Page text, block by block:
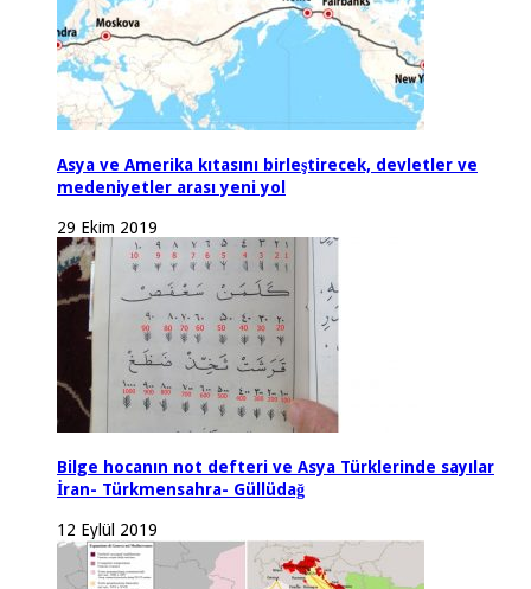
Asya ve Amerika kıtasını birleştirecek, devletler ve
medeniyetler arası yeni yol
29 Ekim 2019
Bilge hocanın not defteri ve Asya Türklerinde sayılar
İran- Türkmensahra- Güllüdağ
12 Eylül 2019